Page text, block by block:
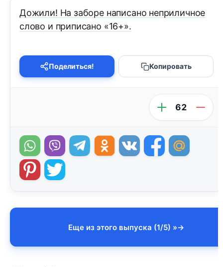
Дожили! На заборе написано неприличное
слово и приписано «16+».
Поделиться! Копировать
62
Еще из этого выпуска (1/5) »